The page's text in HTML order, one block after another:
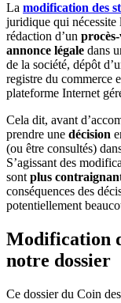
La modification des
juridique qui nécessite
rédaction d’un
annonce légale dans
de la société, dépôt
registre du commerce
plateforme Internet
Cela dit, avant
prendre une décision
(ou être consultés)
S’agissant des
sont plus
conséquences des
potentiellement
Modification
notre dossier
Ce dossier du Coin